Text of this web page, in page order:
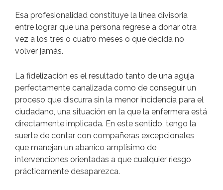
Esa profesionalidad constituye la línea divisoria
entre lograr que una persona regrese a donar otra
vez a los tres o cuatro meses o que decida no
volver jamás.
La fidelización es el resultado tanto de una aguja
perfectamente canalizada como de conseguir un
proceso que discurra sin la menor incidencia para el
ciudadano, una situación en la que la enfermera está
directamente implicada. En este sentido, tengo la
suerte de contar con compañeras excepcionales
que manejan un abanico amplísimo de
intervenciones orientadas a que cualquier riesgo
prácticamente desaparezca.